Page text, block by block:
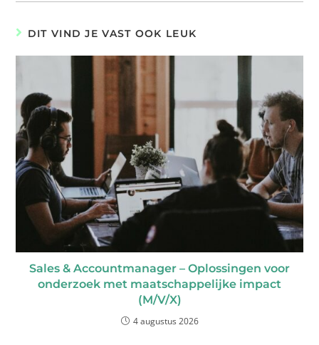
DIT VIND JE VAST OOK LEUK
Sales & Accountmanager – Oplossingen voor
onderzoek met maatschappelijke impact
(M/V/X)
4 augustus 2026